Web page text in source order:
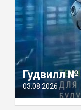
Гудвилл
03.08.2026